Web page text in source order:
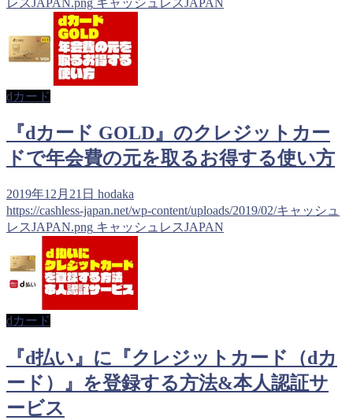
dカード
『dカード GOLD』のクレジットカー
ドで年会費の元を取るお得する使い方
2019年12月21日 hodaka
https://cashless-japan.net/wp-content/uploads/2019/02/キャッシュ
レスJAPAN.png キャッシュレスJAPAN
dカード
『d払い』に『クレジットカード（dカ
ード）』を登録する方法&本人認証サ
ービス